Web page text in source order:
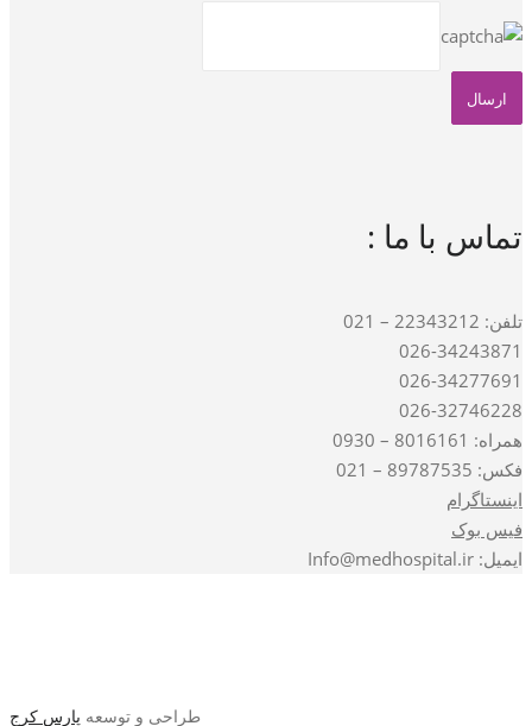
تماس با ما :
تلفن: 22343212 – 021
026-34243871
026-34277691
026-32746228
همراه: 8016161 – 0930
فکس: 89787535 – 021
اینستاگرام
فیس بوک
ایمیل: Info@medhospital.ir
طراحی و توسعه پارس کرج